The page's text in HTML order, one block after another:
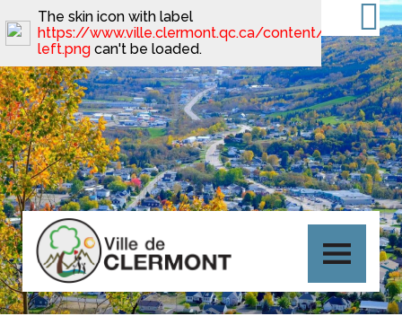
The skin icon with label
https://www.ville.clermont.qc.ca/content/
left.png can't be loaded.